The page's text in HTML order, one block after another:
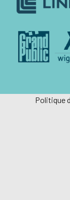
Politique